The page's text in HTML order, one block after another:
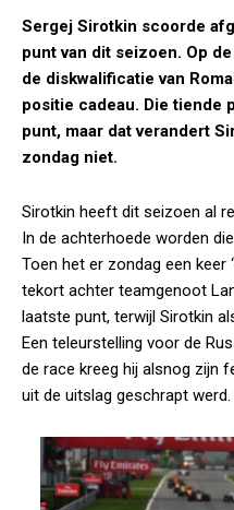
Sergej Sirotkin scoorde
punt van dit seizoen. Op
de diskwalificatie van
positie cadeau. Die tiende
punt, maar dat verandert
zondag niet.
Sirotkin heeft dit seizoen al
In de achterhoede worden
Toen het er zondag een keer
tekort achter teamgenoot
laatste punt, terwijl Sirotkin
Een teleurstelling voor de
de race kreeg hij alsnog zijn
uit de uitslag geschrapt werd.